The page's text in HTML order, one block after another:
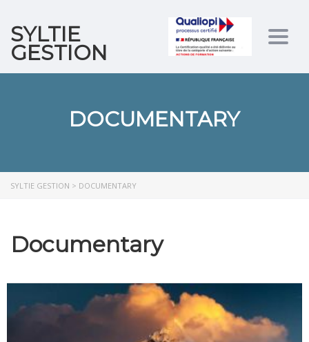
SYLTIE
GESTION
DOCUMENTARY
SYLTIE GESTION > DOCUMENTARY
Documentary